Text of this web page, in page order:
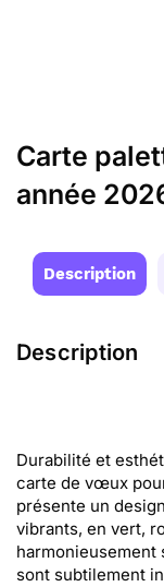
Carte
année
Description
Description
Durabilité et
carte de vœux
présente un
vibrants, en vert,
sont subtilement